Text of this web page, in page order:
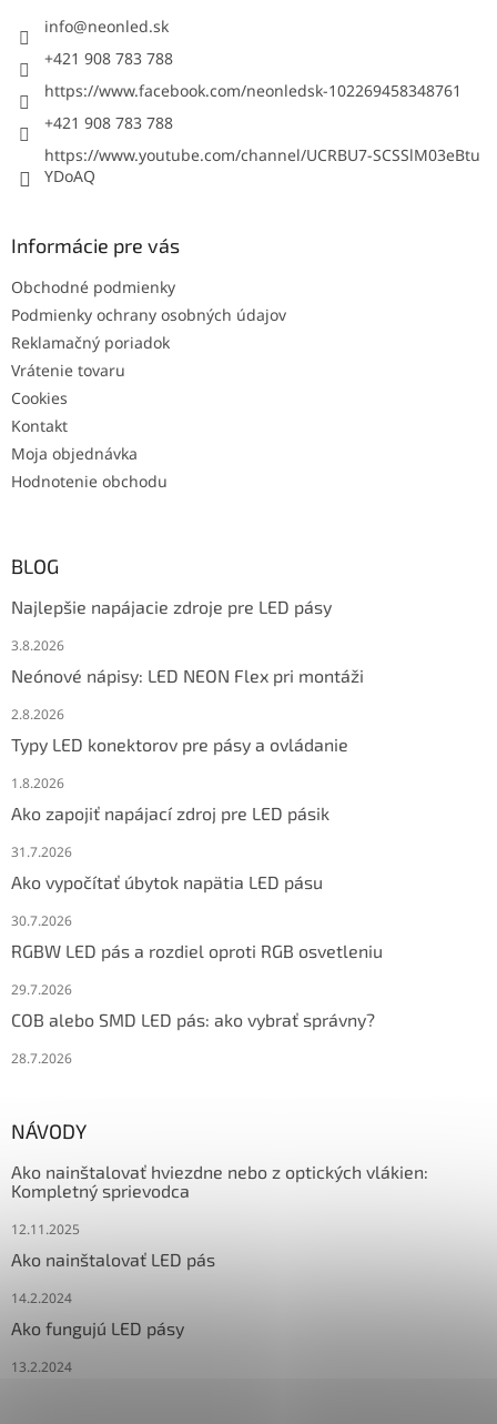
info@neonled.sk
+421 908 783 788
https://www.facebook.com/neonledsk-102269458348761
+421 908 783 788
https://www.youtube.com/channel/UCRBU7-SCSSlM03eBtu
YDoAQ
Informácie pre vás
Obchodné podmienky
Podmienky ochrany osobných údajov
Reklamačný poriadok
Vrátenie tovaru
Cookies
Kontakt
Moja objednávka
Hodnotenie obchodu
BLOG
Najlepšie napájacie zdroje pre LED pásy
3.8.2026
Neónové nápisy: LED NEON Flex pri montáži
2.8.2026
Typy LED konektorov pre pásy a ovládanie
1.8.2026
Ako zapojiť napájací zdroj pre LED pásik
31.7.2026
Ako vypočítať úbytok napätia LED pásu
30.7.2026
RGBW LED pás a rozdiel oproti RGB osvetleniu
29.7.2026
COB alebo SMD LED pás: ako vybrať správny?
28.7.2026
NÁVODY
Ako nainštalovať hviezdne nebo z optických vlákien:
Kompletný sprievodca
12.11.2025
Ako nainštalovať LED pás
14.2.2024
Ako fungujú LED pásy
13.2.2024